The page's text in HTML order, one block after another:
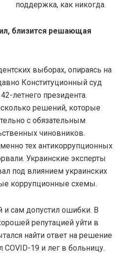
поддержка, как никогда.
близится решающая
выборах, опираясь на
Конституционный суд
летнего президента.
решений, которые
с обязательным
чиновников.
тех антикоррупционных
Украинские эксперты
под влиянием украинских
коррупционные схемы.
и сам допустил ошибки. В
репутацией уйти в
найти ответ на решение
COVID-19 и лег в больницу.